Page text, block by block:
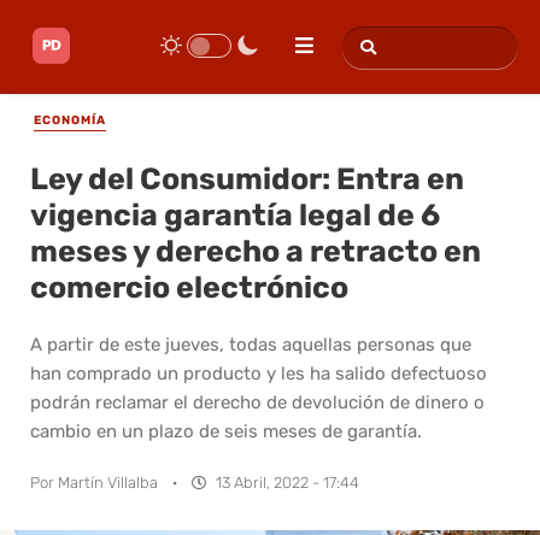
ECONOMÍA
Ley del Consumidor: Entra en
vigencia garantía legal de 6
meses y derecho a retracto en
comercio electrónico
A partir de este jueves, todas aquellas personas que
han comprado un producto y les ha salido defectuoso
podrán reclamar el derecho de devolución de dinero o
cambio en un plazo de seis meses de garantía.
Por Martín Villalba · 13 Abril, 2022 - 17:44